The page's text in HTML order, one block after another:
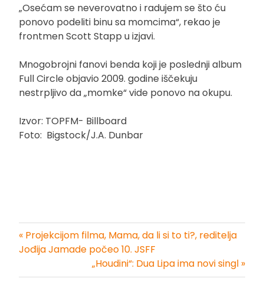
„Osećam se neverovatno i radujem se što ću
ponovo podeliti binu sa momcima“, rekao je
frontmen Scott Stapp u izjavi.
Mnogobrojni fanovi benda koji je poslednji album
Full Circle objavio 2009. godine iščekuju
nestrpljivo da „momke“ vide ponovo na okupu.
Izvor: TOPFM- Billboard
Foto: Bigstock/J.A. Dunbar
Kretanje
članka
« Projekcijom filma, Mama, da li si to ti?, reditelja
Jođija Jamade počeo 10. JSFF
„Houdini“: Dua Lipa ima novi singl »